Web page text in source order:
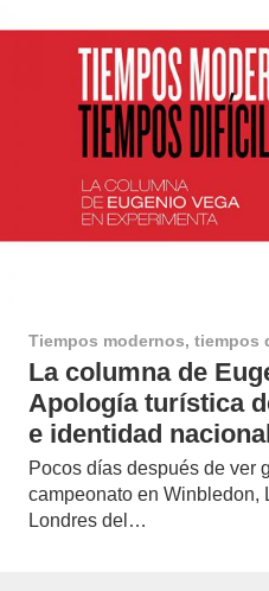
Tiempos modernos, tiempos
La columna de
Apología turística
e identidad
Pocos días después de ver
campeonato en Winbledon,
Londres del…